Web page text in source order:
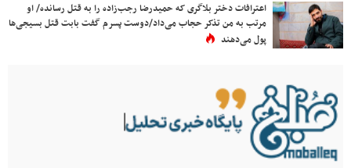
اعترافات دختر بلاگری که حمیدرضا رجب‌زاده را به قتل رسانده/ او
مرتب به من تذکر حجاب می‌داد/دوست پسرم گفت بابت قتل بسیجی‌ها
پول می‌دهند